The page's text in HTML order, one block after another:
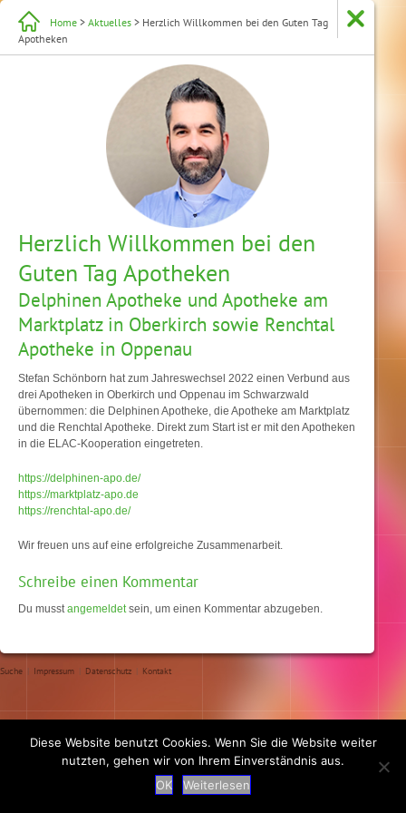
Home > Aktuelles > Herzlich Willkommen bei den Guten Tag
Apotheken
Herzlich Willkommen bei den
Guten Tag Apotheken
Delphinen Apotheke und Apotheke am
Marktplatz in Oberkirch sowie Renchtal
Apotheke in Oppenau
Stefan Schönborn hat zum Jahreswechsel 2022 einen Verbund aus
drei Apotheken in Oberkirch und Oppenau im Schwarzwald
übernommen: die Delphinen Apotheke, die Apotheke am Marktplatz
und die Renchtal Apotheke. Direkt zum Start ist er mit den Apotheken
in die ELAC-Kooperation eingetreten.
https://delphinen-apo.de/
https://marktplatz-apo.de
https://renchtal-apo.de/
Wir freuen uns auf eine erfolgreiche Zusammenarbeit.
Schreibe einen Kommentar
Du musstangemeldetsein, um einen Kommentar abzugeben.
Suche Impressum Datenschutz Kontakt
Diese Website benutzt Cookies. Wenn Sie die Website weiter
nutzten, gehen wir von Ihrem Einverständnis aus.
OK
Weiterlesen